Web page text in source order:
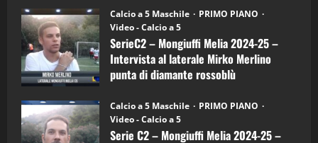
6)
–
Intervista
a
mister
Arturo
Carciotto
(Mongiuffi
Calcio a 5 Maschile
PRIMO PIANO
Video - Calcio a 5
SerieC2 – Mongiuffi Melia 2024-25 –
Intervista al laterale Mirko Merlino
punta di diamante rossoblù
Calcio a 5 Maschile
PRIMO PIANO
Video - Calcio a 5
Serie C2 – Mongiuffi Melia 2024-25 –
4
“SportEmpire” in Podcast: 27^ Puntata
(Martedi 14 Aprile 2026)
15/04/2026
“SportEmpire” in Podcast: 26^ Puntata
(Martedi 07 Aprile 2026)
08/04/2026